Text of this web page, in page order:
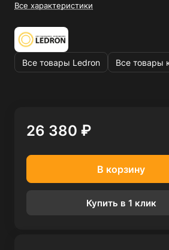
Все характеристики
Все товары Ledron Все товары
26 380 ₽
В корзину
Купить в 1 клик